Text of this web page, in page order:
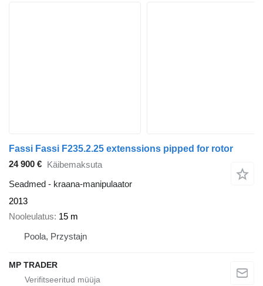
Fassi Fassi F235.2.25 extenssions pipped for rotor
24 900 € Käibemaksuta
Seadmed - kraana-manipulaator
2013
Nooleulatus 15 m
Poola, Przystajn
MP TRADER